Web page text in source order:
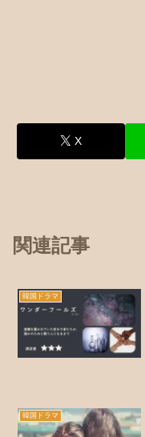
X
関連記事
韓国ドラマ
韓国ドラマ